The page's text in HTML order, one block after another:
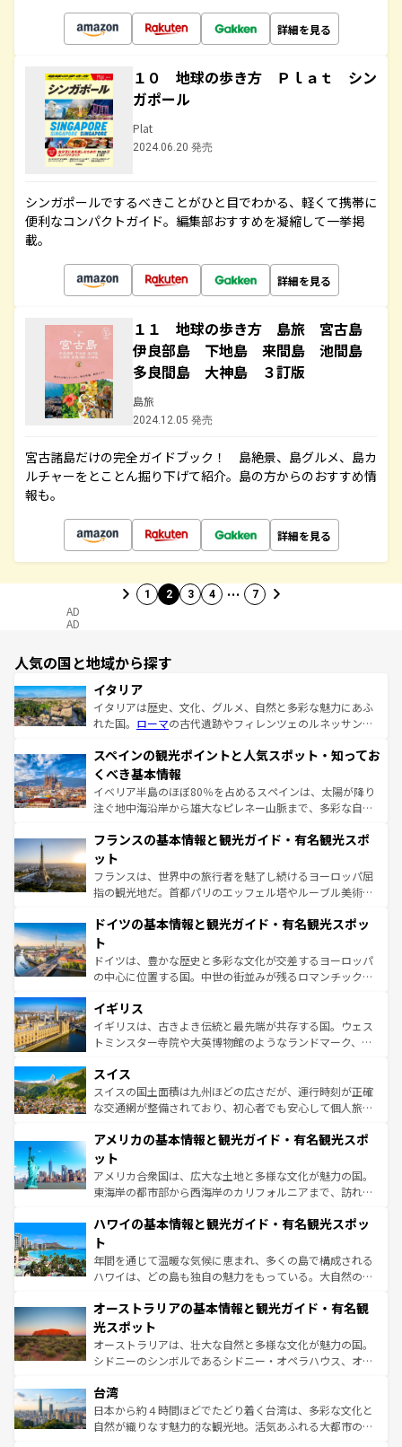
詳細を見る
１０ 地球の歩き方 Ｐｌａｔ シン
ガポール
Plat
2024.06.20 発売
シンガポールでするべきことがひと目でわかる、軽くて携帯に
便利なコンパクトガイド。編集部おすすめを凝縮して一挙掲
載。
詳細を見る
１１ 地球の歩き方 島旅 宮古島
伊良部島 下地島 来間島 池間島
多良間島 大神島 ３訂版
島旅
2024.12.05 発売
宮古諸島だけの完全ガイドブック！ 島絶景、島グルメ、島カ
ルチャーをとことん掘り下げて紹介。島の方からのおすすめ情
報も。
詳細を見る
1 2 3 4 … 7
AD
AD
人気の国と地域から探す
イタリア
イタリアは歴史、文化、グルメ、自然と多彩な魅力にあふ
れた国。 ローマの古代遺跡やフィレンツェのルネッサンス
ろん、トスカーナの美しい田園風景やアマルフィ海岸の絶
景など、自然景観も見逃せない。観光の合間には、本場の
ピザやパスタなど、絶品のイタリア料理を堪能することも
できる。朝目覚めてから夜眠るまで、すべての瞬間を楽し
なお、新着のイタリア情報はコンテンツ一覧を参照してほ
しい。
スペインの観光ポイントと人気スポット・知ってお
くべき基本情報
イベリア半島のほぼ80％を占めるスペインは、太陽が降り
注ぐ地中海沿岸から雄大なピレネー山脈まで、多彩な自然
文化が根付くこの国では、情熱的なフラメンコ、熱気あふ
れる闘牛、そして美味しいタパスが生活の一部となってい
る。首都マドリードの洗練された雰囲気や、バルセロナの
アートに溢れた街角から、地方では古代ローマ遺跡や中世
せる。地方によって風土や気候が異なるスペインはその個
ンテンツ一覧 を参照してほしい。
フランスの基本情報と観光ガイド・有名観光スポ
ット
フランスは、世界中の旅行者を魅了し続けるヨーロッパ屈
指の観光地だ。首都パリのエッフェル塔やルーブル美術館
で、幅広い魅力が詰まっている。華麗な宮殿、歴史的な大
聖堂、美しいビーチ、そして豊かな自然が、訪れる者を心
から魅了する。また、フランスは美食の国としても知ら
れ、フランス料理はユネスコ無形文化遺産にも登録されて
香り高いラベンダー畑など、多彩な楽しみ方が可能だ。さ
らに、パリ以外の地域にも魅力が溢れており、どの街角に
も豊かな歴史と文化が息づいている。パリ以外の個性あふ
を参照してほしい。
ドイツの基本情報と観光ガイド・有名観光スポッ
ト
ドイツは、豊かな歴史と多彩な文化が交差するヨーロッパ
の中心に位置する国。中世の街並みが残るロマンチック街
顔を持つこの国は、どこを歩いても飽きることがない。ベ
ルリンの文化的活気、バイエルン州のアルプスの絶景、そ
してライン川沿いのワイン畑といった風景は必見。ビール
は、お酒好きな人にはぜひ体験してほしい。 なお、新着の
ドイツ情報はコンテンツ一覧を参照してほしい。
イギリス
イギリスは、古きよき伝統と最先端が共存する国。ウェス
トミンスター寺院や大英博物館のようなランドマーク、歴
リアごとに異なる魅力がある。また、優雅なアフタヌーン
ティー、ビール好きにはたまらない英国パブ、サッカー観
戦など、本場だからこそできる体験も豊富。イギリスを旅
ンツ一覧を参照してほしい。
スイス
スイスの国土面積は九州ほどの広さだが、運行時刻が正確
な交通網が整備されており、初心者でも安心して個人旅行
の建物がそのまま残る町や、スイスならではのユニークな
博物館もあり、アルプス観光だけでなく町歩きも満喫する
ことができる。国民の所得が高いため物価も高いが、旅行
者向けの交通パス提供のサービスもあり、うまく活用すれ
着のスイス情報はコンテンツ一覧を参照してほしい。
アメリカの基本情報と観光ガイド・有名観光スポ
ット
アメリカ合衆国は、広大な土地と多様な文化が魅力の国。
東海岸の都市部から西海岸のカリフォルニアまで、訪れる
のような巨大都市は、観光、ショッピング、エンターテイ
ンメントが詰まった刺激的なスポットだ。一方、アメリカ
西部には大自然が広がり、グランドキャニオンやイエロー
ストーン国立公園といった絶景が堪能できる。さらに、南
文化が魅力。旅行者はアメリカの各地域で異なる魅力を楽
しみながら、その多様性と豊かな歴史を感じることができ
るだろう。車でのロードトリップや列車の旅も、アメリカ
ならではの贅沢な旅のスタイルだ。 なお、新着のアメリカ
情報は コンテンツ一覧 を参照してほしい。
ハワイの基本情報と観光ガイド・有名観光スポッ
ト
年間を通じて温暖な気候に恵まれ、多くの島で構成される
ハワイは、どの島も独自の魅力をもっている。大自然の神
ワイ島は見逃せない。また、定番の観光地といえばオアフ
島だが、静かな自然を求めるならマウイ島やカウアイ島が
おすすめ。エメラルドグリーンに輝く海をはじめ、豊かな
文化や歴史が息づいている。「アロハスピリット」と呼ば
人々、おいしいローカルフードやハワイアンミュージッ
ク、伝統的なフラダンスなど、すべてがハワイの魅力を彩
っている。訪れるたびに新しい発見と感動が待っているハ
オーストラリアの基本情報と観光ガイド・有名観
光スポット
オーストラリアは、壮大な自然と多様な文化が魅力の国。
シドニーのシンボルであるシドニー・オペラハウス、オー
リアリーフや大陸中央部にそびえるウルル（エアーズロッ
ク）、タスマニアの美しい原生林やケアンズの熱帯雨林な
ど、見どころがたくさん。また、カフェやワイン、オージ
台湾
日本から約４時間ほどでたどり着く台湾は、多彩な文化と
自然が織りなす魅力的な観光地。活気あふれる大都市の台